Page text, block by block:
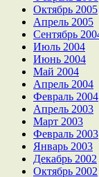
Октябрь 2005
Апрель 2005
Сентябрь
Июль 2004
Июнь 2004
Май 2004
Апрель 2004
Февраль 2004
Апрель 2003
Март 2003
Февраль 2003
Январь 2003
Декабрь 2002
Октябрь 2002